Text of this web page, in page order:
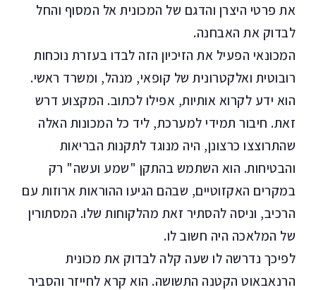
את פרטי היצרן והדגם של המכונית אל המסוף והחל
לבדוק את האבחנה.
המכונאי הפעיל את הזיכיון הזה לבדו בעזרת נוכחות
רובוטית ואלקטרונית של קופאי, מנהל, ומשרד ראשי.
הוא ידע לקרוא אותיות, אפילו לכתוב. המקצוע דרש
זאת. חיבור תמידי למערכת, ליד כל המכונות האלה
שהתרוצצו כרצונן, היה מנוגד לתקנות הבריאות
והבטיחות. הוא השתמש בהתקן "שמע ועשה" רק
במקרים האקזוטיים, שבהם הגיעו ההוראות ארוזות עם
הרכיב, וניסה להסתיר זאת מהלקוחות שלו. המסתורין
של המלאכה היה חשוב לו.
לפיכך נדרשה לו שעה קלה לבדוק את מכונית
הרנאבאוט הקטנה התשושה. הוא קרא לחייזר והסביר